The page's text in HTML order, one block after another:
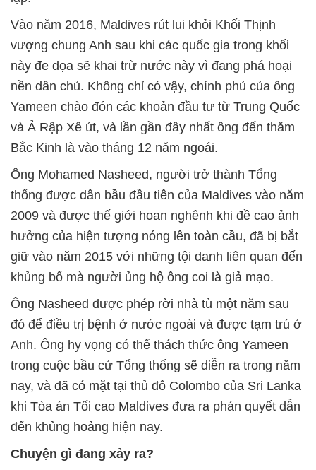
Vào năm 2016, Maldives rút lui khỏi Khối Thịnh
vượng chung Anh sau khi các quốc gia trong khối
này đe dọa sẽ khai trừ nước này vì đang phá hoại
nền dân chủ. Không chỉ có vậy, chính phủ của ông
Yameen chào đón các khoản đầu tư từ Trung Quốc
và Ả Rập Xê út, và lần gần đây nhất ông đến thăm
Bắc Kinh là vào tháng 12 năm ngoái.
Ông Mohamed Nasheed, người trở thành Tổng
thống được dân bầu đầu tiên của Maldives vào năm
2009 và được thế giới hoan nghênh khi đề cao ảnh
hưởng của hiện tượng nóng lên toàn cầu, đã bị bắt
giữ vào năm 2015 với những tội danh liên quan đến
khủng bố mà người ủng hộ ông coi là giả mạo.
Ông Nasheed được phép rời nhà tù một năm sau
đó để điều trị bệnh ở nước ngoài và được tạm trú ở
Anh. Ông hy vọng có thể thách thức ông Yameen
trong cuộc bầu cử Tổng thống sẽ diễn ra trong năm
nay, và đã có mặt tại thủ đô Colombo của Sri Lanka
khi Tòa án Tối cao Maldives đưa ra phán quyết dẫn
đến khủng hoảng hiện nay.
Chuyện gì đang xảy ra?